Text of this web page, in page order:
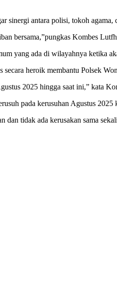
sinergi antara polisi, tokoh agama,
bersama,”pungkas Kombes
yang ada di wilayahnya ketika
heroik membantu Polsek
2025 hingga saat ini,” kata
pada kerusuhan Agustus 2025
dan tidak ada kerusakan sama